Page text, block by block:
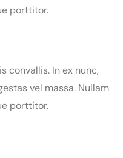
porttitor.
convallis. In ex nunc,
vel massa. Nullam
porttitor.